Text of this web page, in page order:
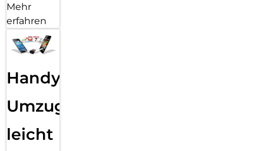
Mehr
erfahren
Handy
Umzug
leicht